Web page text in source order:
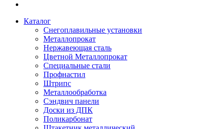
Каталог
Снегоплавильные установки
Металлопрокат
Нержавеющая сталь
Цветной Металлопрокат
Специальные стали
Профнастил
Штрипс
Металлообработка
Сэндвич панели
Доски из ДПК
Поликарбонат